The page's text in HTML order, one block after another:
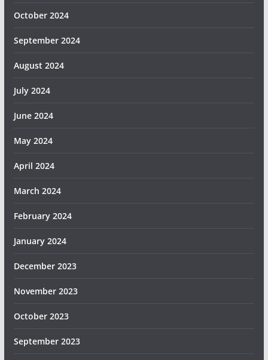
October 2024
September 2024
August 2024
July 2024
June 2024
May 2024
April 2024
March 2024
February 2024
January 2024
December 2023
November 2023
October 2023
September 2023